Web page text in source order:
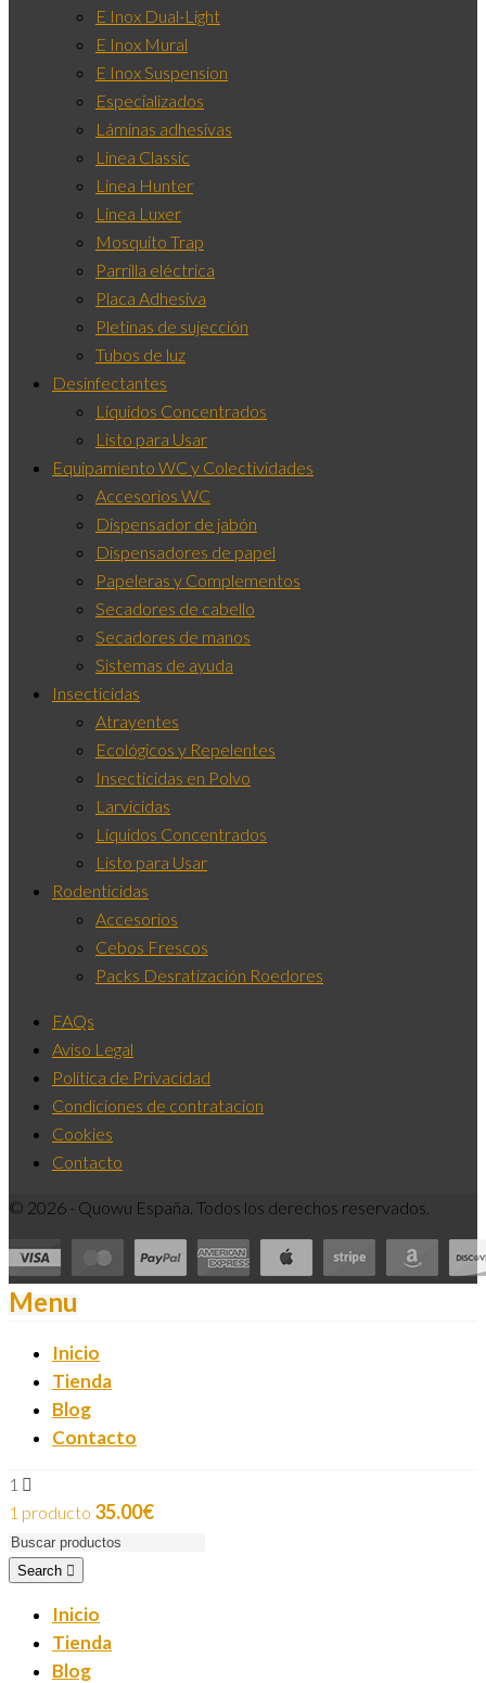
E Inox Dual-Light
E Inox Mural
E Inox Suspension
Especializados
Láminas adhesivas
Linea Classic
Linea Hunter
Linea Luxer
Mosquito Trap
Parrilla eléctrica
Placa Adhesiva
Pletinas de sujección
Tubos de luz
Desinfectantes
Líquidos Concentrados
Listo para Usar
Equipamiento WC y Colectividades
Accesorios WC
Dispensador de jabón
Dispensadores de papel
Papeleras y Complementos
Secadores de cabello
Secadores de manos
Sistemas de ayuda
Insecticidas
Atrayentes
Ecológicos y Repelentes
Insecticidas en Polvo
Larvicidas
Líquidos Concentrados
Listo para Usar
Rodenticidas
Accesorios
Cebos Frescos
Packs Desratización Roedores
FAQs
Aviso Legal
Política de Privacidad
Condiciones de contratacion
Cookies
Contacto
© 2026 - Quowu España. Todos los derechos reservados.
Menu
Inicio
Tienda
Blog
Contacto
1
1 producto 35.00€
Search
Inicio
Tienda
Blog